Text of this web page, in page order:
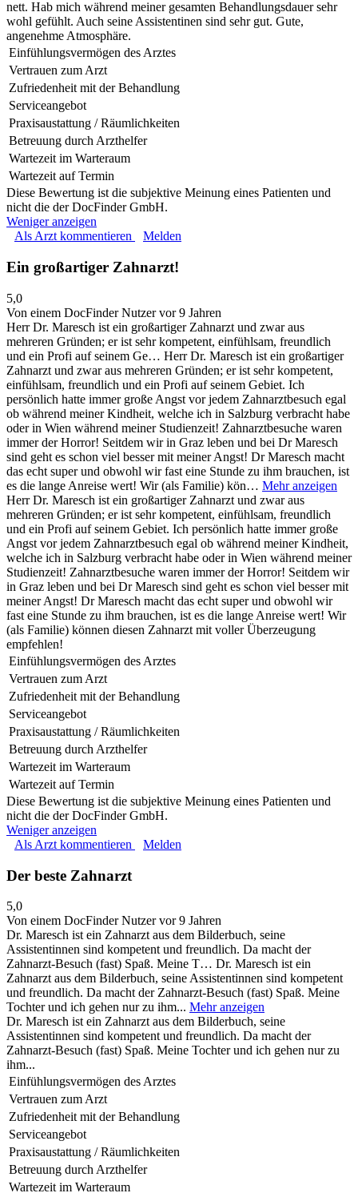
nett. Hab mich während meiner gesamten Behandlungsdauer sehr
wohl gefühlt. Auch seine Assistentinen sind sehr gut. Gute,
angenehme Atmosphäre.
Einfühlungsvermögen des Arztes
Vertrauen zum Arzt
Zufriedenheit mit der Behandlung
Serviceangebot
Praxisaustattung / Räumlichkeiten
Betreuung durch Arzthelfer
Wartezeit im Warteraum
Wartezeit auf Termin
Diese Bewertung ist die subjektive Meinung eines Patienten und
nicht die der DocFinder GmbH.
Weniger anzeigen
Als Arzt kommentieren
Melden
Ein großartiger Zahnarzt!
5,0
Von einem DocFinder Nutzervor 9 Jahren
Herr Dr. Maresch ist ein großartiger Zahnarzt und zwar aus
mehreren Gründen; er ist sehr kompetent, einfühlsam, freundlich
und ein Profi auf seinem Ge… Herr Dr. Maresch ist ein großartiger
Zahnarzt und zwar aus mehreren Gründen; er ist sehr kompetent,
einfühlsam, freundlich und ein Profi auf seinem Gebiet. Ich
persönlich hatte immer große Angst vor jedem Zahnarztbesuch egal
ob während meiner Kindheit, welche ich in Salzburg verbracht habe
oder in Wien während meiner Studienzeit! Zahnarztbesuche waren
immer der Horror! Seitdem wir in Graz leben und bei Dr Maresch
sind geht es schon viel besser mit meiner Angst! Dr Maresch macht
das echt super und obwohl wir fast eine Stunde zu ihm brauchen, ist
es die lange Anreise wert! Wir (als Familie) kön… Mehr anzeigen
Herr Dr. Maresch ist ein großartiger Zahnarzt und zwar aus
mehreren Gründen; er ist sehr kompetent, einfühlsam, freundlich
und ein Profi auf seinem Gebiet. Ich persönlich hatte immer große
Angst vor jedem Zahnarztbesuch egal ob während meiner Kindheit,
welche ich in Salzburg verbracht habe oder in Wien während meiner
Studienzeit! Zahnarztbesuche waren immer der Horror! Seitdem wir
in Graz leben und bei Dr Maresch sind geht es schon viel besser mit
meiner Angst! Dr Maresch macht das echt super und obwohl wir
fast eine Stunde zu ihm brauchen, ist es die lange Anreise wert! Wir
(als Familie) können diesen Zahnarzt mit voller Überzeugung
empfehlen!
Einfühlungsvermögen des Arztes
Vertrauen zum Arzt
Zufriedenheit mit der Behandlung
Serviceangebot
Praxisaustattung / Räumlichkeiten
Betreuung durch Arzthelfer
Wartezeit im Warteraum
Wartezeit auf Termin
Diese Bewertung ist die subjektive Meinung eines Patienten und
nicht die der DocFinder GmbH.
Weniger anzeigen
Als Arzt kommentieren
Melden
Der beste Zahnarzt
5,0
Von einem DocFinder Nutzervor 9 Jahren
Dr. Maresch ist ein Zahnarzt aus dem Bilderbuch, seine
Assistentinnen sind kompetent und freundlich. Da macht der
Zahnarzt-Besuch (fast) Spaß. Meine T… Dr. Maresch ist ein
Zahnarzt aus dem Bilderbuch, seine Assistentinnen sind kompetent
und freundlich. Da macht der Zahnarzt-Besuch (fast) Spaß. Meine
Tochter und ich gehen nur zu ihm... Mehr anzeigen
Dr. Maresch ist ein Zahnarzt aus dem Bilderbuch, seine
Assistentinnen sind kompetent und freundlich. Da macht der
Zahnarzt-Besuch (fast) Spaß. Meine Tochter und ich gehen nur zu
ihm...
Einfühlungsvermögen des Arztes
Vertrauen zum Arzt
Zufriedenheit mit der Behandlung
Serviceangebot
Praxisaustattung / Räumlichkeiten
Betreuung durch Arzthelfer
Wartezeit im Warteraum